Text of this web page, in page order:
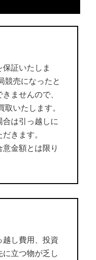
証いたしま
競売になったと
ませんので、
いたします。
は引っ越しに
きます。
金額とは限り
し費用、投資
立つ物が乏し